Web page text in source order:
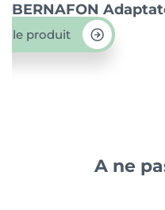
BERNAFON
le produit
A ne